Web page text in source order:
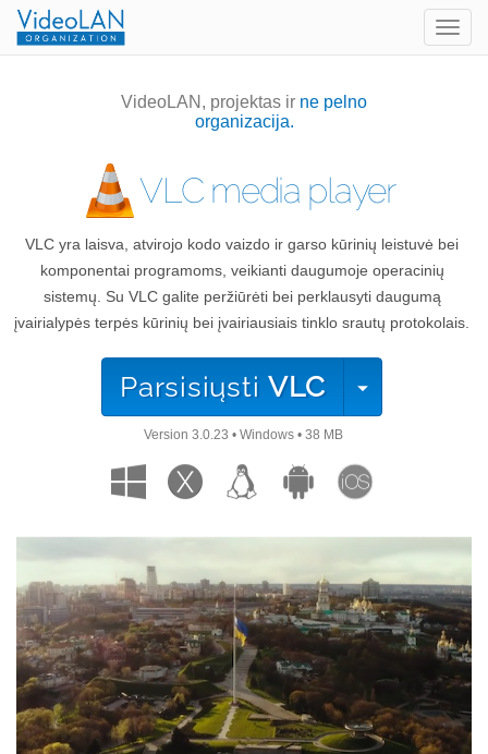
VideoLAN, projektas ir ne pelno
organizacija.
VLC media player
VLC yra laisva, atvirojo kodo vaizdo ir garso kūrinių leistuvė bei
komponentai programoms, veikianti daugumoje operacinių
sistemų. Su VLC galite peržiūrėti bei perklausyti daugumą
įvairialypės terpės kūrinių bei įvairiausiais tinklo srautų protokolais.
ParsisiųstiVLC
Version 3.0.23 • Windows • 38 MB